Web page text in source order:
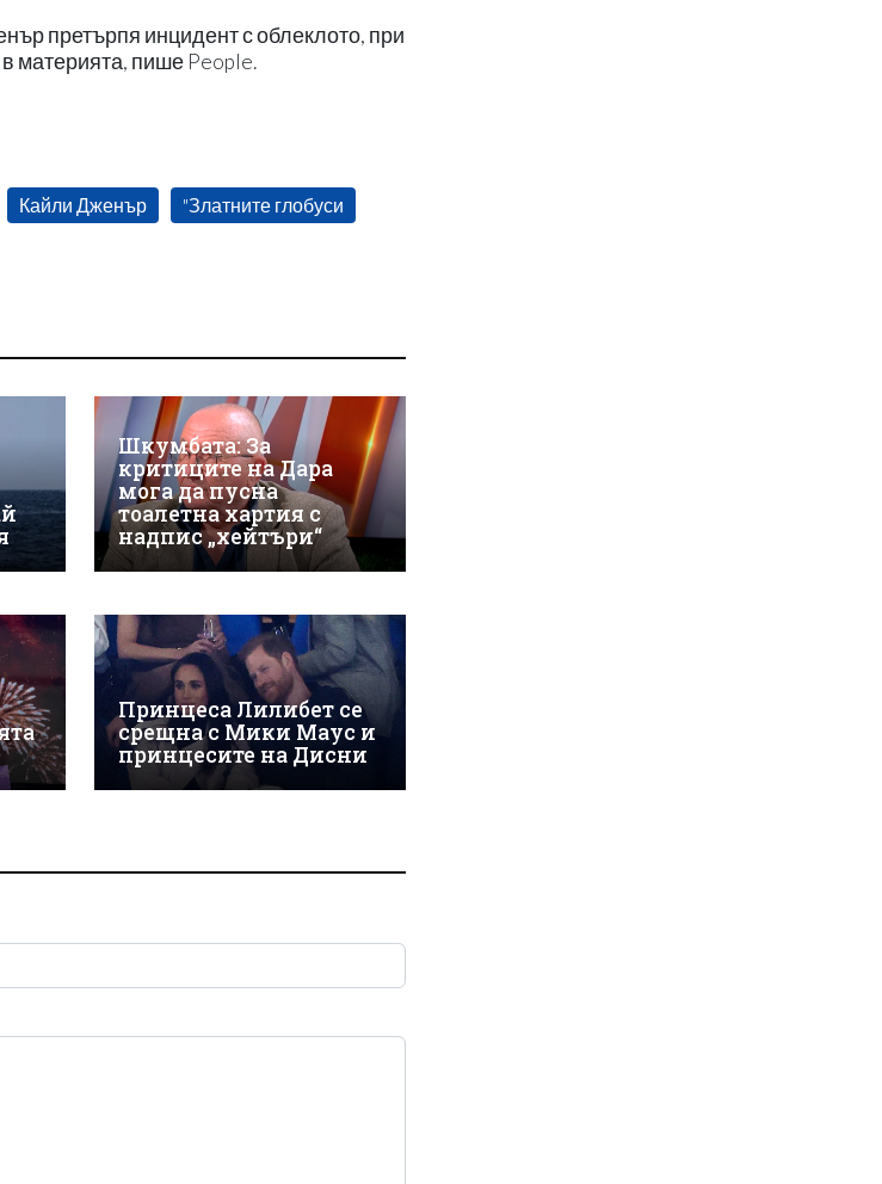
претърпя инцидент с облеклото, при
в материята, пише People.
Кайли Дженър "Златните глобуси
Шкумбата: За
критиците на Дара
мога да пусна
тоалетна хартия с
надпис „хейтъри“
Принцеса Лилибет се
срещна с Мики Маус и
принцесите на Дисни